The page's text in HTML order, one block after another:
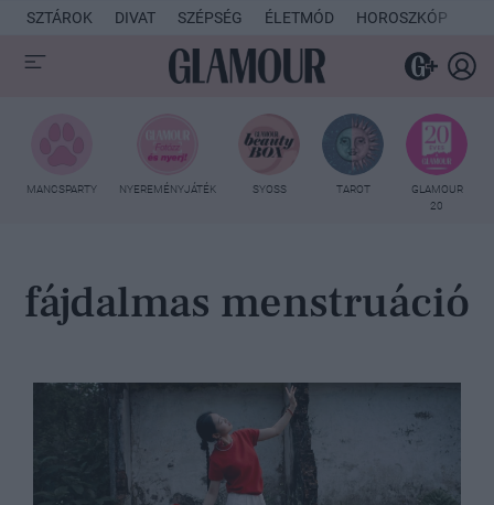
SZTÁROK DIVAT SZÉPSÉG ÉLETMÓD HOROSZKÓP
MANCSPARTY NYEREMÉNYJÁTÉK SYOSS TAROT
GLAMOUR
20
fájdalmas menstruáció